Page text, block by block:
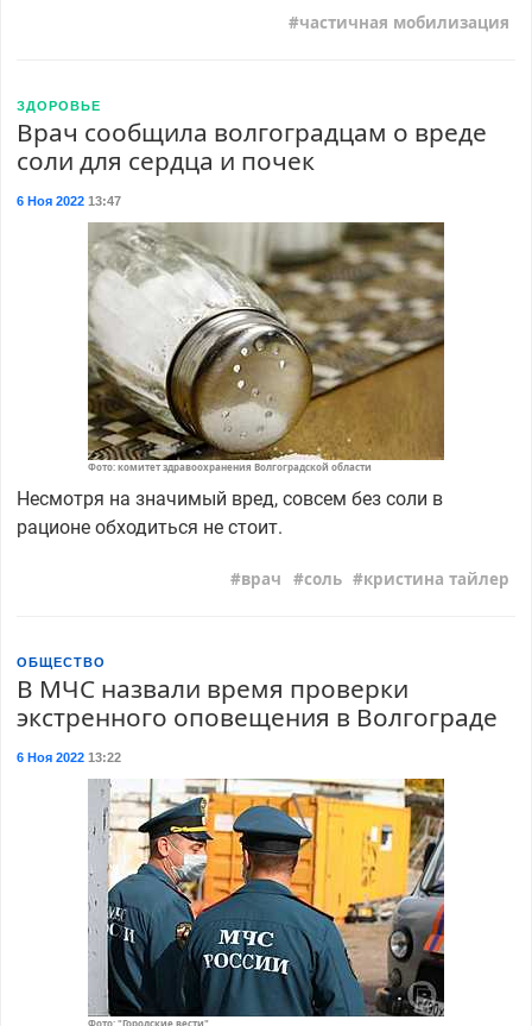
частичная мобилизация
ЗДОРОВЬЕ
Врач сообщила волгоградцам о вреде
соли для сердца и почек
6 Ноя 202213:47
Фото: комитет здравоохранения Волгоградской области
Несмотря на значимый вред, совсем без соли в
рационе обходиться не стоит.
врач соль кристина тайлер
ОБЩЕСТВО
В МЧС назвали время проверки
экстренного оповещения в Волгограде
6 Ноя 202213:22
Фото: "Городские вести"